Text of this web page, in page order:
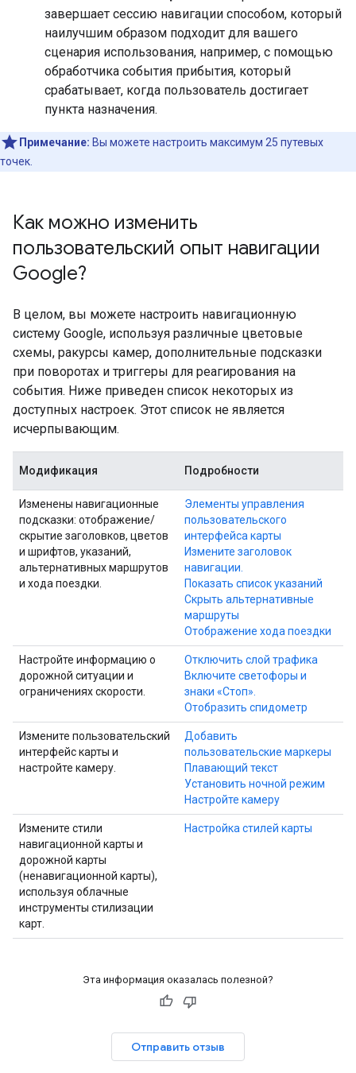
завершает сессию навигации способом, который
наилучшим образом подходит для вашего
сценария использования, например, с помощью
обработчика события прибытия, который
срабатывает, когда пользователь достигает
пункта назначения.
Примечание: Вы можете настроить максимум 25 путевых
точек.
Как можно изменить
пользовательский опыт навигации
Google?
В целом, вы можете настроить навигационную
систему Google, используя различные цветовые
схемы, ракурсы камер, дополнительные подсказки
при поворотах и ​​триггеры для реагирования на
события. Ниже приведен список некоторых из
доступных настроек. Этот список не является
исчерпывающим.
Модификация Подробности
Изменены навигационные
подсказки: отображение/
скрытие заголовков, цветов
и шрифтов, указаний,
альтернативных маршрутов
и хода поездки.
Элементы управления
пользовательского
интерфейса карты
Измените заголовок
навигации.
Показать список указаний
Скрыть альтернативные
маршруты
Отображение хода поездки
Настройте информацию о
дорожной ситуации и
ограничениях скорости.
Отключить слой трафика
Включите светофоры и
знаки «Стоп».
Отобразить спидометр
Измените пользовательский
интерфейс карты и
настройте камеру.
Добавить
пользовательские маркеры
Плавающий текст
Установить ночной режим
Настройте камеру
Измените стили
навигационной карты и
дорожной карты
(ненавигационной карты),
используя облачные
инструменты стилизации
карт.
Настройка стилей карты
Эта информация оказалась полезной?
Отправить отзыв